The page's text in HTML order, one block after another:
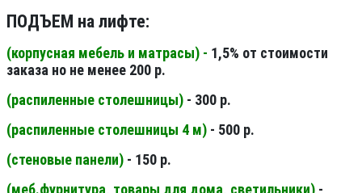
ПОДЪЕМ на лифте:
(корпусная мебель и матрасы) - 1,5% от стоимости
заказа но не менее 200 р.
(распиленные столешницы) - 300 р.
(распиленные столешницы 4 м) - 500 р.
(стеновые панели) - 150 р.
(меб.фурнитура, товары для дома, светильники) -